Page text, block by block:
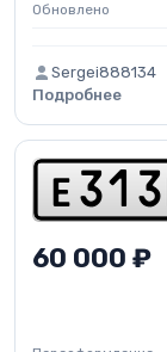
Обновлено
Sergei888134
Подробнее
e 3 1 3
60 000 ₽